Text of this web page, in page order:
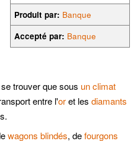
Produit par: Banque
Accepté par: Banque
trouver que sous un climat
entre l'oret les diamants
wagons blindés, defourgons